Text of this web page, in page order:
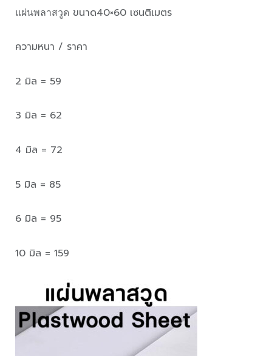
แผ่นพลาสวูด ขนาด40×60 เซนติเมตร
ความหนา / ราคา
2 มิล = 59
3 มิล = 62
4 มิล = 72
5 มิล = 85
6 มิล = 95
10 มิล = 159